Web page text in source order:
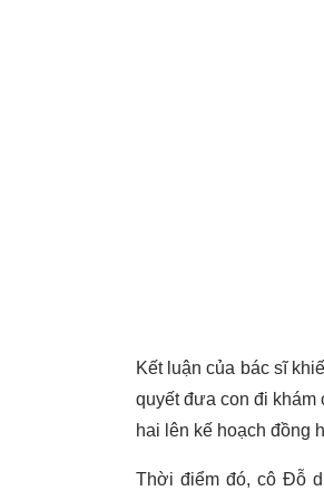
Kết luận của bác sĩ
quyết đưa con đi khám
hai lên kế hoạch đồng
Thời điểm đó, cô Đỗ